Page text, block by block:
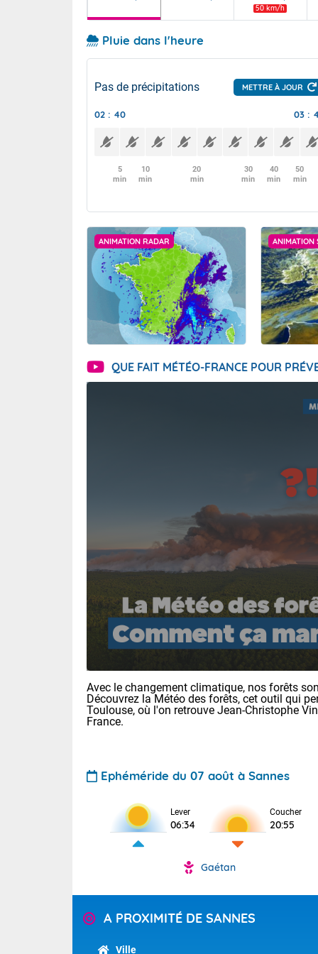
50 km/h
Cette
Tendance
Pluie dans l'heure
Pas de précipitations METTRE À JOUR
02 : 40 03 :
5
min
10
min
20
min
30
min
40
min
50
min
ANIMATION RADAR ANIMATION
QUE FAIT MÉTÉO-FRANCE POUR
Avec le changement climatique, nos forêts
Découvrez la Météo des forêts, cet outil qui
Toulouse, où l'on retrouve Jean-Christophe
France.
Ephéméride du 07 août à Sannes
Lever
06:34
Coucher
20:55
Gaétan
A PROXIMITÉ DE SANNES
Ville
Voici les
: 27 Nancy :
31 Lille : 26
territoire. On